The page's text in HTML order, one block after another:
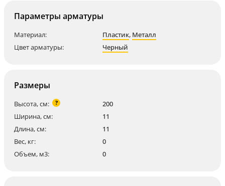
Параметры арматуры
Материал: Пластик, Металл
Цвет арматуры:
Черный
Размеры
Высота, см: ?
200
Ширина, см:
11
Длина, см:
11
Вес, кг:
0
Объем, м3:
0